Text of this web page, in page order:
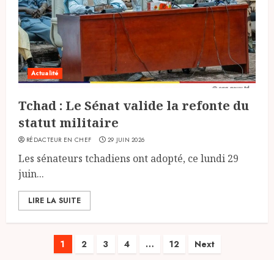
Actualité
Tchad : Le Sénat valide la refonte du
statut militaire
RÉDACTEUR EN CHEF 29 JUIN 2026
Les sénateurs tchadiens ont adopté, ce lundi 29
juin...
LIRE LA SUITE
Pagination
1 2 3 4 … 12 Next